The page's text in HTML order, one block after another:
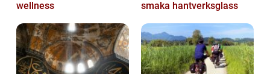
wellness
smaka hantverksglass